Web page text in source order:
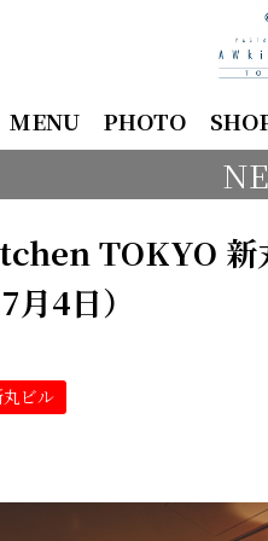
MENU PHOTO
TOKYO 新
4日）
ビル